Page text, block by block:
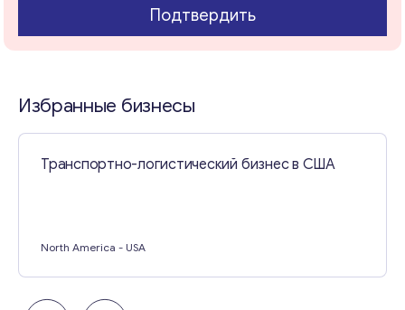
Подтвердить
Избранные бизнесы
Транспортно-логистический бизнес в США
North America - USA